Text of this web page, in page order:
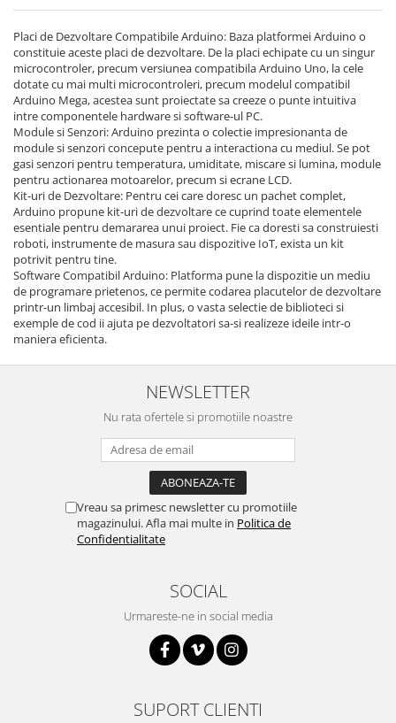
Baterii
Incarcator
Regulator Step-Down
Regulator Step-Down Step-Up
Regulator Step-Up
Solar
Stabilizator tensiune
Surse de alimentare
Wireless
2.4Ghz
433Mhz
868Mhz
Unelte si Instrumente
Placi de Dezvoltare Compatibile Arduino: Baza platformei Arduino o
constituie aceste placi de dezvoltare. De la placi echipate cu un singur
microcontroler, precum versiunea compatibila Arduino Uno, la cele
dotate cu mai multi microcontroleri, precum modelul compatibil
Arduino Mega, acestea sunt proiectate sa creeze o punte intuitiva
intre componentele hardware si software-ul PC.
Module si Senzori: Arduino prezinta o colectie impresionanta de
module si senzori concepute pentru a interactiona cu mediul. Se pot
gasi senzori pentru temperatura, umiditate, miscare si lumina, module
pentru actionarea motoarelor, precum si ecrane LCD.
Kit-uri de Dezvoltare: Pentru cei care doresc un pachet complet,
Arduino propune kit-uri de dezvoltare ce cuprind toate elementele
esentiale pentru demararea unui proiect. Fie ca doresti sa construiesti
roboti, instrumente de masura sau dispozitive IoT, exista un kit
potrivit pentru tine.
Software Compatibil Arduino: Platforma pune la dispozitie un mediu
de programare prietenos, ce permite codarea placutelor de dezvoltare
printr-un limbaj accesibil. In plus, o vasta selectie de biblioteci si
exemple de cod ii ajuta pe dezvoltatori sa-si realizeze ideile intr-o
maniera eficienta.
NEWSLETTER
Nu rata ofertele si promotiile noastre
Vreau sa primesc newsletter cu promotiile
magazinului. Afla mai multe in Politica de
Confidentialitate
SOCIAL
Urmareste-ne in social media
SUPORT CLIENTI